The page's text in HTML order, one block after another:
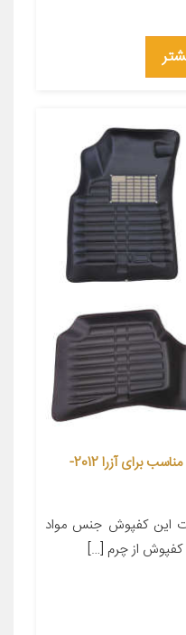
کفپوش سه بعدی خودرو مدل LS مناسب برای آزرا 2012-
این کفپوش جنس مواد
کفپوش از چرم […]